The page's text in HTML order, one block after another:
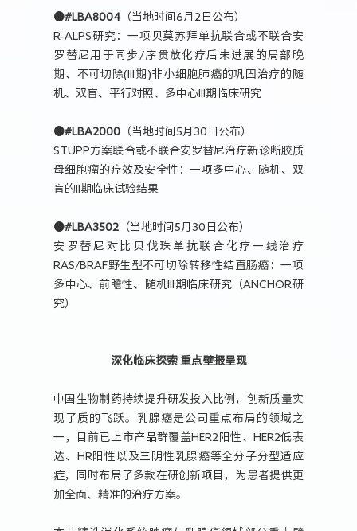
●#LBA8004（当地时间6月2日公布）
R-ALPS研究：一项贝莫苏拜单抗联合或不联合安
罗替尼用于同步/序贯放化疗后未进展的局部晚
期、不可切除(III期)非小细胞肺癌的巩固治疗的随
机、双盲、平行对照、多中心III期临床研究
●#LBA2000 （当地时间5月30日公布）
STUPP方案联合或不联合安罗替尼治疗新诊断胶质
母细胞瘤的疗效及安全性：一项多中心、随机、双
盲的II期临床试验结果
●#LBA3502 （当地时间5月30日公布）
安罗替尼对比贝伐珠单抗联合化疗一线治疗
RAS/BRAF野生型不可切除转移性结直肠癌：一项
多中心、前瞻性、随机III期临床研究（ANCHOR研
究）
深化临床探索 重点壁报呈现
中国生物制药持续提升研发投入比例，创新质量实
现了质的飞跃。乳腺癌是公司重点布局的领域之
一，目前已上市产品群覆盖HER2阳性、HER2低表
达、HR阳性以及三阴性乳腺癌等全分子分型适应
症，同时布局了多款在研创新项目，为患者提供更
加全面、精准的治疗方案。